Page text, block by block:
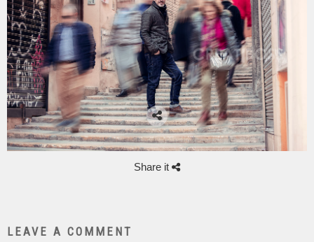
Share it
LEAVE A COMMENT